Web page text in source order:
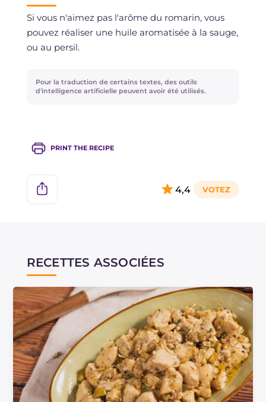
congelé après cuisson.
Si vous n'aimez pas l'arôme du romarin, vous
pouvez réaliser une huile aromatisée à la sauge,
ou au persil.
Pour la traduction de certains textes, des outils
d'intelligence artificielle peuvent avoir été utilisés.
PRINT THE RECIPE
4,4
RECETTES ASSOCIÉES